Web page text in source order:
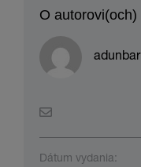
O autorovi(och)
adunbar
Dátum vydania: